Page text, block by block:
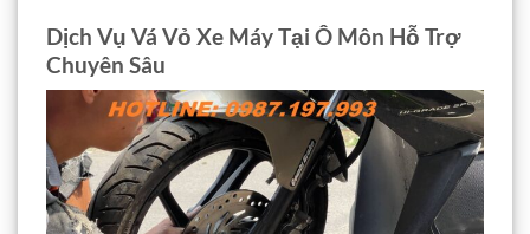
Dịch Vụ Vá Vỏ Xe Máy Tại Ô Môn Hỗ Trợ
Chuyên Sâu